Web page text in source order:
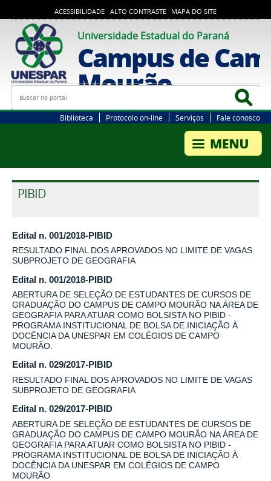
ACESSIBILIDADE ALTO CONTRASTE MAPA DO SITE
Universidade Estadual do Paraná
Campus de
Mourão
Busca
Biblioteca Protocolo on-line Serviços Fale conosco
PIBID
Edital n. 001/2018-PIBID
RESULTADO FINAL DOS APROVADOS NO LIMITE DE VAGAS
SUBPROJETO DE GEOGRAFIA
Edital n. 001/2018-PIBID
ABERTURA DE SELEÇÃO DE ESTUDANTES DE CURSOS DE
GRADUAÇÃO DO CAMPUS DE CAMPO MOURÃO NA ÁREA DE
GEOGRAFIA PARA ATUAR COMO BOLSISTA NO PIBID -
PROGRAMA INSTITUCIONAL DE BOLSA DE INICIAÇÃO À
DOCÊNCIA DA UNESPAR EM COLÉGIOS DE CAMPO
MOURÃO.
Edital n. 029/2017-PIBID
RESULTADO FINAL DOS APROVADOS NO LIMITE DE VAGAS
SUBPROJETO DE GEOGRAFIA
Edital n. 029/2017-PIBID
ABERTURA DE SELEÇÃO DE ESTUDANTES DE CURSOS DE
GRADUAÇÃO DO CAMPUS DE CAMPO MOURÃO NA ÁREA DE
GEOGRAFIA PARA ATUAR COMO BOLSISTA NO PIBID -
PROGRAMA INSTITUCIONAL DE BOLSA DE INICIAÇÃO À
DOCÊNCIA DA UNESPAR EM COLÉGIOS DE CAMPO
MOURÃO